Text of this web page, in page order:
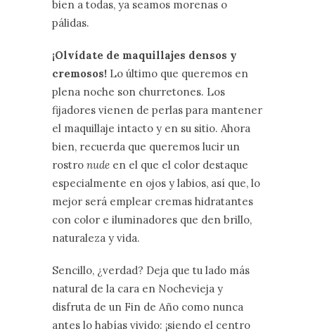
bien a todas, ya seamos morenas o
pálidas.
¡Olvídate de maquillajes densos y
cremosos! Lo último que queremos en
plena noche son churretones. Los
fijadores vienen de perlas para mantener
el maquillaje intacto y en su sitio. Ahora
bien, recuerda que queremos lucir un
rostro nude en el que el color destaque
especialmente en ojos y labios, así que, lo
mejor será emplear cremas hidratantes
con color e iluminadores que den brillo,
naturaleza y vida.
Sencillo, ¿verdad? Deja que tu lado más
natural de la cara en Nochevieja y
disfruta de un Fin de Año como nunca
antes lo habías vivido: ¡siendo el centro